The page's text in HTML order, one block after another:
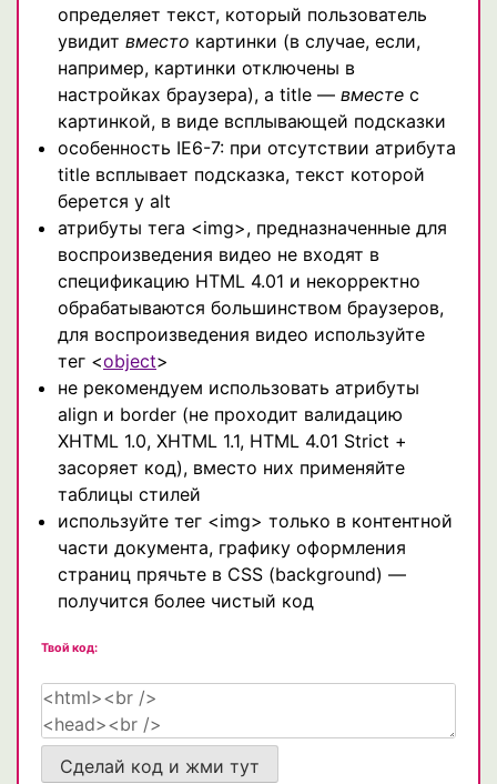
определяет текст, который пользователь
увидит вместо картинки (в случае, если,
например, картинки отключены в
настройках браузера), а title — вместе с
картинкой, в виде всплывающей подсказки
особенность IE6-7: при отсутствии атрибута
title всплывает подсказка, текст которой
берется у alt
атрибуты тега <img>, предназначенные для
воспроизведения видео не входят в
спецификацию HTML 4.01 и некорректно
обрабатываются большинством браузеров,
для воспроизведения видео используйте
тег <object>
не рекомендуем использовать атрибуты
align и border (не проходит валидацию
XHTML 1.0, XHTML 1.1, HTML 4.01 Strict +
засоряет код), вместо них применяйте
таблицы стилей
используйте тег <img> только в контентной
части документа, графику оформления
страниц прячьте в CSS (background) —
получится более чистый код
Твой код:
Сделай код и жми тут